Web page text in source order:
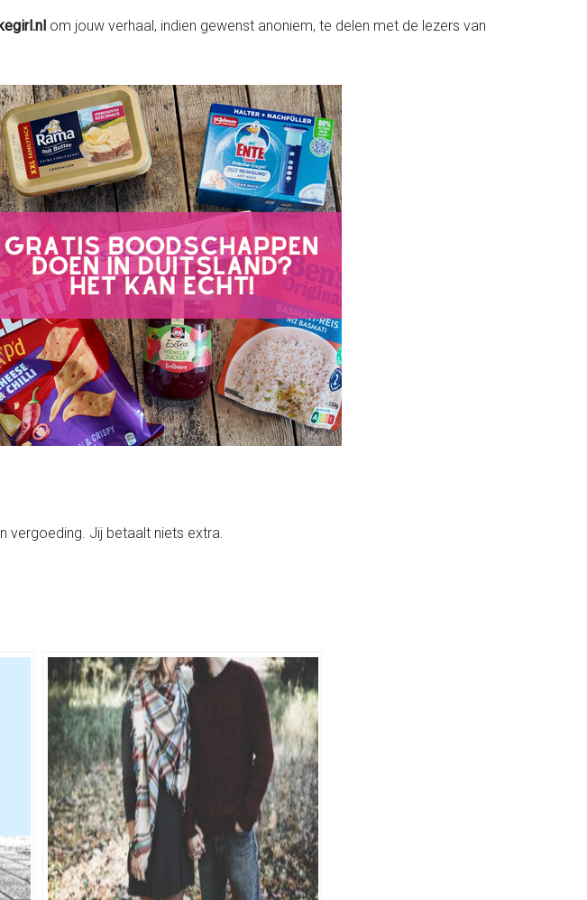
om jouw verhaal, indien gewenst anoniem, te delen met de lezers van
vergoeding. Jij betaalt niets extra.